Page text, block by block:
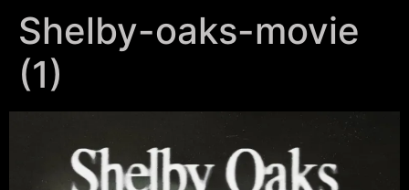
Shelby-oaks-movie
(1)